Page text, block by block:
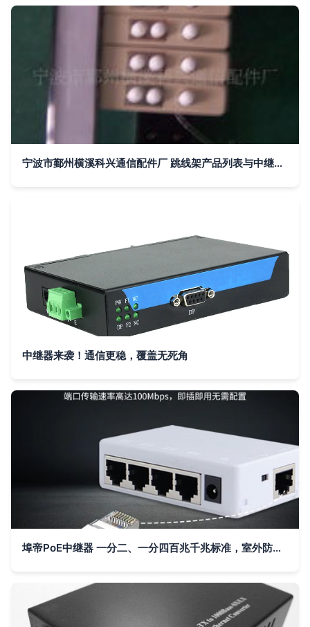
宁波市鄞州横溪科兴通信配件厂 跳线架产品列表与中继器应用解析
中继器来袭！通信更稳，覆盖无死角
埠帝PoE中继器 一分二、一分四百兆千兆标准，室外防水级联宝助力网络延伸